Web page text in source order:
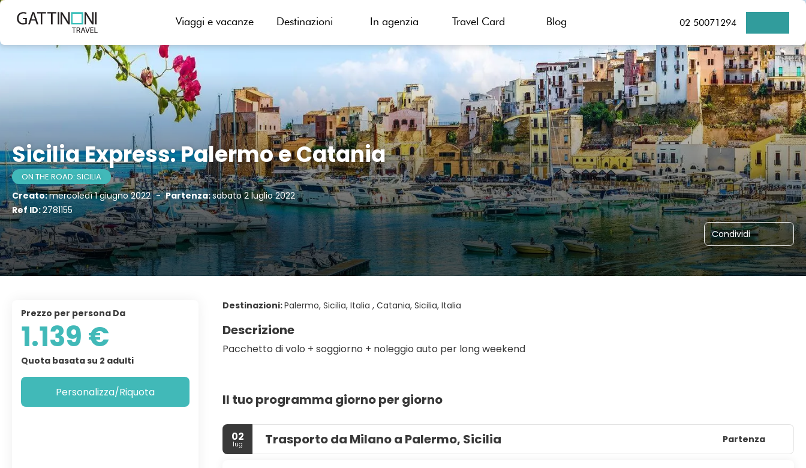
Viaggi e vacanze Destinazioni In agenzia Travel Card Blog 02 50071294
Sicilia Express: Palermo e Catania
ON THE ROAD: SICILIA
Creato:mercoledì 1 giugno 2022 - Partenza:sabato 2 luglio 2022
Ref ID:2781155
Condividi
Palermo, Sicilia, Italia
Destinazioni:Palermo, Sicilia, Italia , Catania, Sicilia, Italia
Descrizione
Pacchetto di volo + soggiorno + noleggio auto per long weekend
Il tuo programma giorno per giorno
02
lug Trasporto da Milano a Palermo, Sicilia Partenza
Prezzo per persona Da
1.139 €
Quota basata su 2 adulti
Personalizza/Riquota